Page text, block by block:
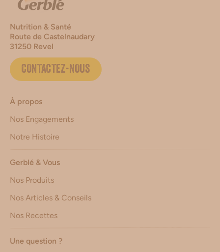
Nutrition & Santé
Route de Castelnaudary
31250 Revel
CONTACTEZ-NOUS
À propos
Nos Engagements
Notre Histoire
Gerblé & Vous
Nos Produits
Nos Articles & Conseils
Nos Recettes
Une question ?